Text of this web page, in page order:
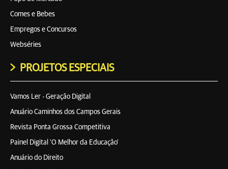
Comes e Bebes
Empregos e Concursos
Webséries
PROJETOS ESPECIAIS
Vamos Ler - Geração Digital
Anuário Caminhos dos Campos Gerais
Revista Ponta Grossa Competitiva
Painel Digital 'O Melhor da Educação'
Anuário do Direito